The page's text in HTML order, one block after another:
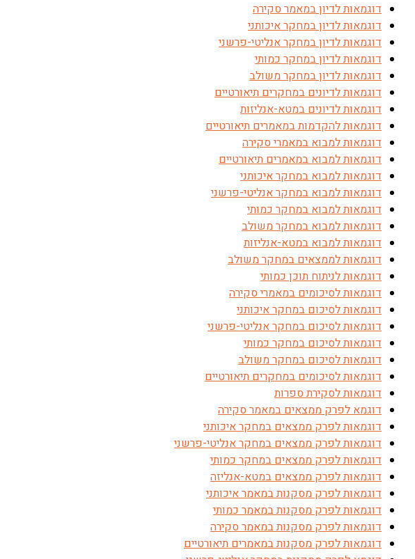
דוגמאות לדיון במאמר סקירה
דוגמאות לדיון במחקר איכותני
דוגמאות לדיון במחקר אנליטי-פרשני
דוגמאות לדיון במחקר כמותי
דוגמאות לדיון במחקר משולב
דוגמאות לדיונים במחקרים תיאורטיים
דוגמאות לדיונים במטא-אנליזות
דוגמאות להקדמות במאמרים תיאורטיים
דוגמאות למבוא במאמרי סקירה
דוגמאות למבוא במאמרים תיאורטיים
דוגמאות למבוא במחקר איכותני
דוגמאות למבוא במחקר אנליטי-פרשני
דוגמאות למבוא במחקר כמותי
דוגמאות למבוא במחקר משולב
דוגמאות למבוא במטא-אנליזות
דוגמאות לממצאים במחקר משולב
דוגמאות לניתוח תוכן כמותי
דוגמאות לסיכומים במאמרי סקירה
דוגמאות לסיכום במחקר איכותני
דוגמאות לסיכום במחקר אנליטי-פרשני
דוגמאות לסיכום במחקר כמותי
דוגמאות לסיכום במחקר משולב
דוגמאות לסיכומים במחקרים תיאורטיים
דוגמאות לסקירת ספרות
דוגמא לפרק ממצאים במאמר סקירה
דוגמאות לפרק ממצאים במחקר איכותני
דוגמאות לפרק ממצאים במחקר אנליטי-פרשני
דוגמאות לפרק ממצאים במחקר כמותי
דוגמאות לפרק ממצאים במטא-אנליזה
דוגמאות לפרק מסקנות במאמר איכותני
דוגמאות לפרק מסקנות במאמר כמותי
דוגמאות לפרק מסקנות במאמר סקירה
דוגמאות לפרק מסקנות במאמרים תיאורטיים